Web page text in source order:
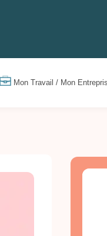
Mon Travail / Mon